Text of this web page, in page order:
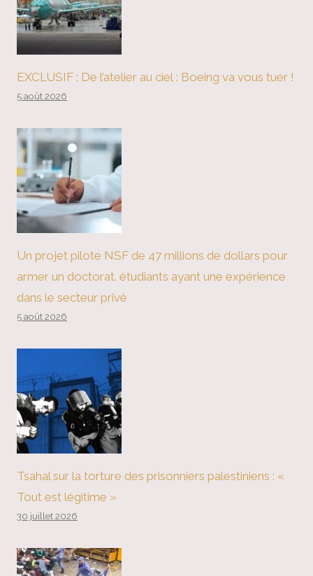
EXCLUSIF : De l’atelier au ciel : Boeing va vous tuer !
5 août 2026
Un projet pilote NSF de 47 millions de dollars pour
armer un doctorat. étudiants ayant une expérience
dans le secteur privé
5 août 2026
Tsahal sur la torture des prisonniers palestiniens : «
Tout est légitime »
30 juillet 2026